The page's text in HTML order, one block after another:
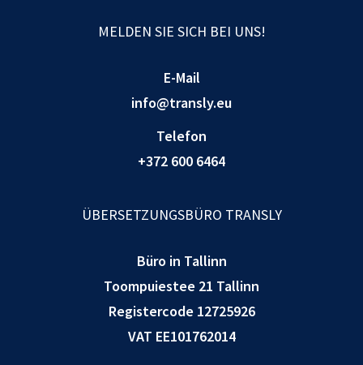
MELDEN SIE SICH BEI UNS!
E-Mail
info@transly.eu
Telefon
+372 600 6464
ÜBERSETZUNGSBÜRO TRANSLY
Büro in Tallinn
Toompuiestee 21 Tallinn
Registercode 12725926
VAT EE101762014